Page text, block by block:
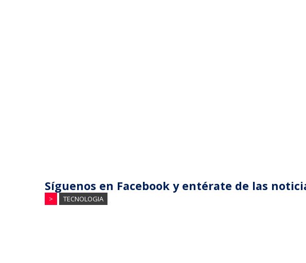
Síguenos en Facebook y entérate de las
> TECNOLOGIA